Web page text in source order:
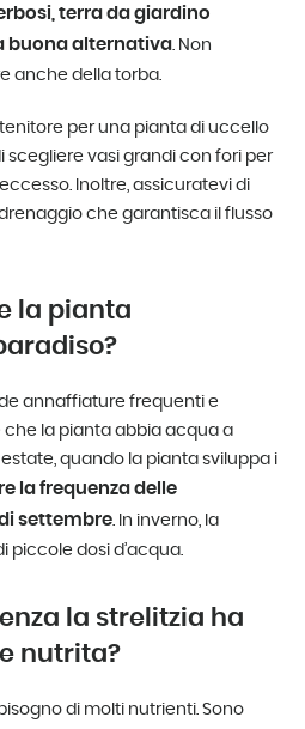
terra da giardino
buona alternativa. Non
anche della torba.
per una pianta di uccello
scegliere vasi grandi con fori per
Inoltre, assicuratevi di
che garantisca il flusso
la pianta
annaffiature frequenti e
la pianta abbia acqua a
quando la pianta sviluppa i
la frequenza delle
settembre. In inverno, la
piccole dosi d’acqua.
la strelitzia ha
nutrita?
di molti nutrienti. Sono